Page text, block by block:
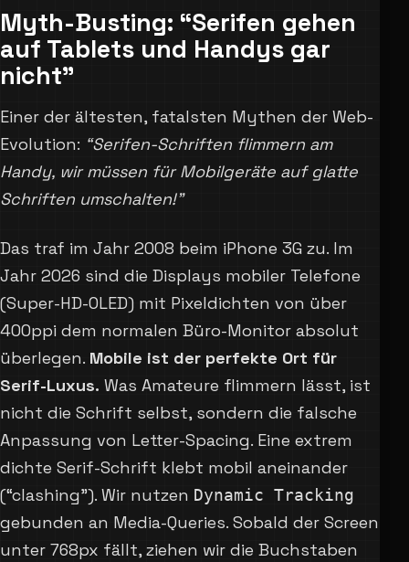
Myth-Busting: “Serifen gehen
auf Tablets und Handys gar
nicht”
Einer der ältesten, fatalsten Mythen der Web-
Evolution: “Serifen-Schriften flimmern am
Handy, wir müssen für Mobilgeräte auf glatte
Schriften umschalten!”
Das traf im Jahr 2008 beim iPhone 3G zu. Im
Jahr 2026 sind die Displays mobiler Telefone
(Super-HD-OLED) mit Pixeldichten von über
400ppi dem normalen Büro-Monitor absolut
überlegen. Mobile ist der perfekte Ort für
Serif-Luxus. Was Amateure flimmern lässt, ist
nicht die Schrift selbst, sondern die falsche
Anpassung von Letter-Spacing. Eine extrem
dichte Serif-Schrift klebt mobil aneinander
(“clashing”). Wir nutzen Dynamic Tracking
gebunden an Media-Queries. Sobald der Screen
unter 768px fällt, ziehen wir die Buchstaben